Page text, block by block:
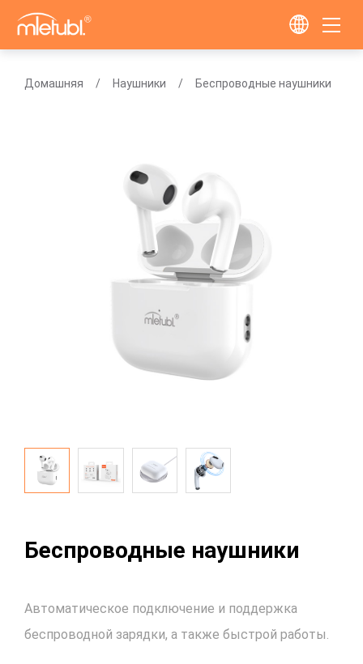
Домашняя Наушники Беспроводные наушники
Беспроводные наушники
Автоматическое подключение и поддержка
беспроводной зарядки, а также быстрой работы.